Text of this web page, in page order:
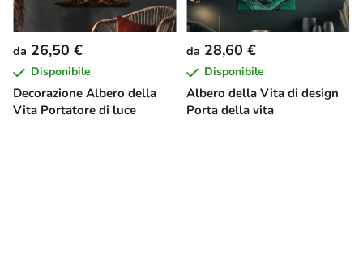
Decorazione Albero della
Vita Portatore di luce
da 26,50 €
Disponibile
Albero della Vita di design
Porta della vita
da 28,60 €
Disponibile